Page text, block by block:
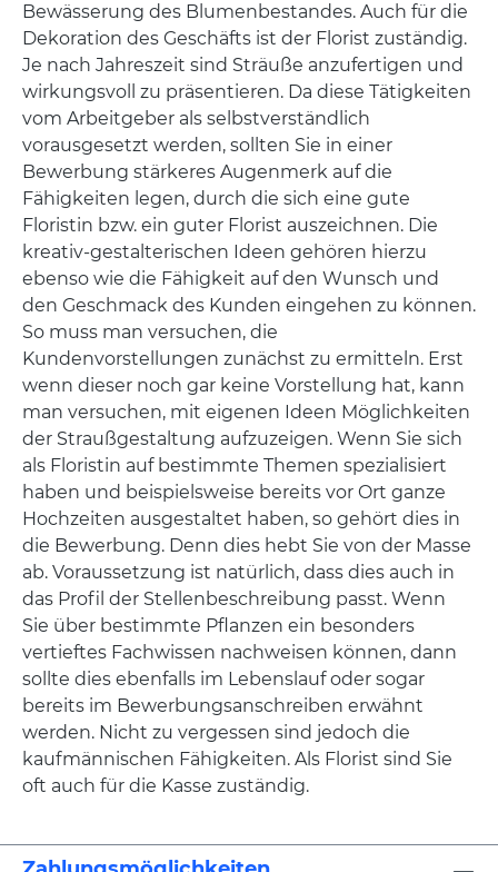
Bewässerung des Blumenbestandes. Auch für die
Dekoration des Geschäfts ist der Florist zuständig.
Je nach Jahreszeit sind Sträuße anzufertigen und
wirkungsvoll zu präsentieren. Da diese Tätigkeiten
vom Arbeitgeber als selbstverständlich
vorausgesetzt werden, sollten Sie in einer
Bewerbung stärkeres Augenmerk auf die
Fähigkeiten legen, durch die sich eine gute
Floristin bzw. ein guter Florist auszeichnen. Die
kreativ-gestalterischen Ideen gehören hierzu
ebenso wie die Fähigkeit auf den Wunsch und
den Geschmack des Kunden eingehen zu können.
So muss man versuchen, die
Kundenvorstellungen zunächst zu ermitteln. Erst
wenn dieser noch gar keine Vorstellung hat, kann
man versuchen, mit eigenen Ideen Möglichkeiten
der Straußgestaltung aufzuzeigen. Wenn Sie sich
als Floristin auf bestimmte Themen spezialisiert
haben und beispielsweise bereits vor Ort ganze
Hochzeiten ausgestaltet haben, so gehört dies in
die Bewerbung. Denn dies hebt Sie von der Masse
ab. Voraussetzung ist natürlich, dass dies auch in
das Profil der Stellenbeschreibung passt. Wenn
Sie über bestimmte Pflanzen ein besonders
vertieftes Fachwissen nachweisen können, dann
sollte dies ebenfalls im Lebenslauf oder sogar
bereits im Bewerbungsanschreiben erwähnt
werden. Nicht zu vergessen sind jedoch die
kaufmännischen Fähigkeiten. Als Florist sind Sie
oft auch für die Kasse zuständig.